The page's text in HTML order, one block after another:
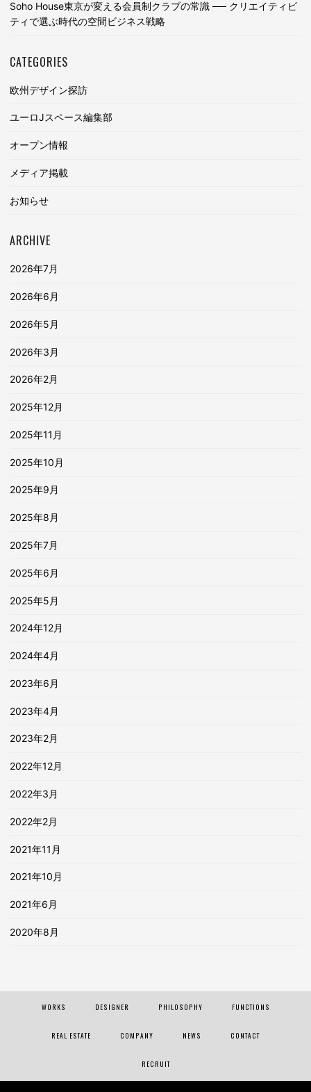
Soho House東京が変える会員制クラブの常識 ── クリエイティビ
ティで選ぶ時代の空間ビジネス戦略
CATEGORIES
欧州デザイン探訪
ユーロJスペース編集部
オープン情報
メディア掲載
お知らせ
ARCHIVE
2026年7月
2026年6月
2026年5月
2026年3月
2026年2月
2025年12月
2025年11月
2025年10月
2025年9月
2025年8月
2025年7月
2025年6月
2025年5月
2024年12月
2024年4月
2023年6月
2023年4月
2023年2月
2022年12月
2022年3月
2022年2月
2021年11月
2021年10月
2021年6月
2020年8月
WORKS DESIGNER PHILOSOPHY FUNCTIONS
REAL ESTATE COMPANY NEWS CONTACT
RECRUIT